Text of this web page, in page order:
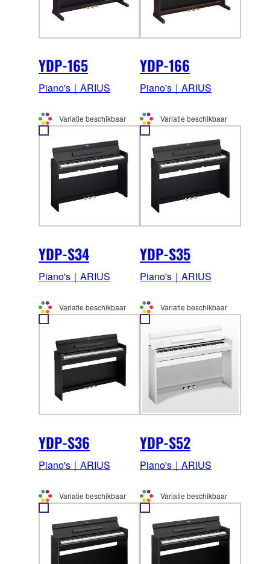
YDP-165
Piano's｜ARIUS
Variatie beschikbaar
YDP-166
Piano's｜ARIUS
Variatie beschikbaar
YDP-S34
Piano's｜ARIUS
Variatie beschikbaar
YDP-S35
Piano's｜ARIUS
Variatie beschikbaar
YDP-S36
Piano's｜ARIUS
Variatie beschikbaar
YDP-S52
Piano's｜ARIUS
Variatie beschikbaar